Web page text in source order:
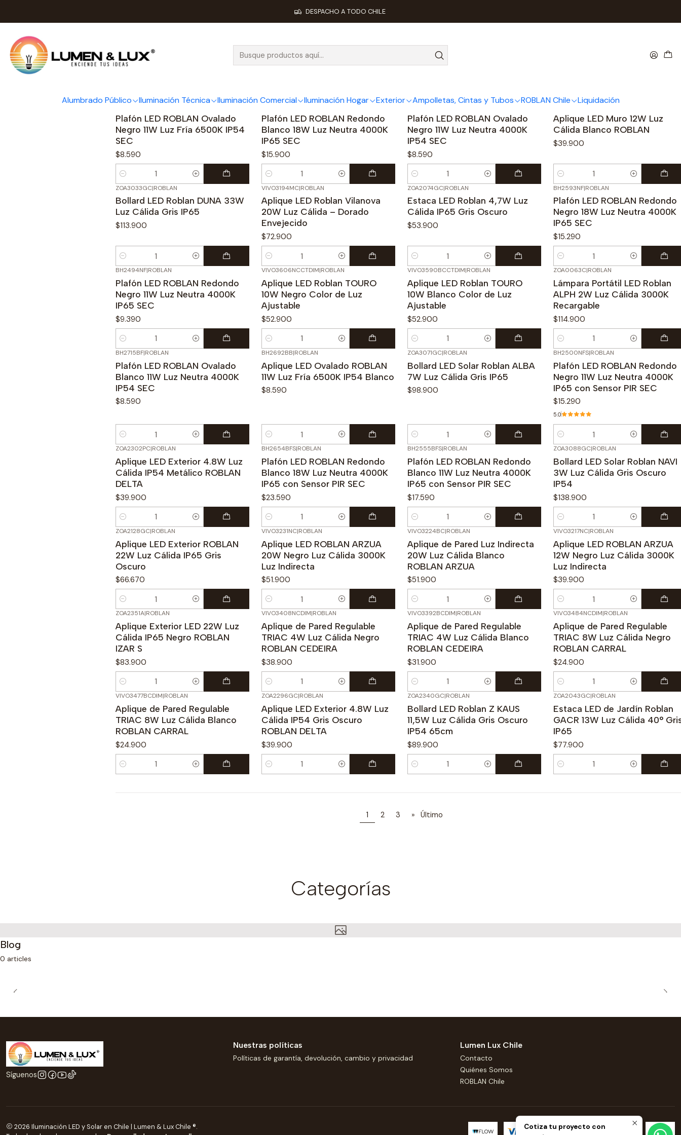
Alumbrado Público Iluminación Técnica Iluminación Comercial Iluminación Hogar Exterior Ampolletas, Cintas y Tubos ROBLAN Chile Liquidación
DESPACHO A TODO CHILE
ROBLAN Chile ROBLAN Exterior y Apliques
ROBLAN Exterior y Apliques
BH2708NB|ROBLAN
Plafón LED ROBLAN Ovalado
Negro 11W Luz Fría 6500K IP54
SEC
$8.590
Cantidad
BH2647BF|ROBLAN
Plafón LED ROBLAN Redondo
Blanco 18W Luz Neutra 4000K
IP65 SEC
$15.900
Cantidad
BH2722NF|ROBLAN
Plafón LED ROBLAN Ovalado
Negro 11W Luz Neutra 4000K
IP54 SEC
$8.590
Cantidad
VIVO3200BC|ROBLAN
Aplique LED Muro 12W Luz
Cálida Blanco ROBLAN
$39.900
Cantidad
ZOA3033GC|ROBLAN
Bollard LED Roblan DUNA 33W
Luz Cálida Gris IP65
$113.900
Cantidad
VIVO3194MC|ROBLAN
Aplique LED Roblan Vilanova
20W Luz Cálida – Dorado
Envejecido
$72.900
Cantidad
ZOA2074GC|ROBLAN
Estaca LED Roblan 4,7W Luz
Cálida IP65 Gris Oscuro
$53.900
Cantidad
BH2593NF|ROBLAN
Plafón LED ROBLAN Redondo
Negro 18W Luz Neutra 4000K
IP65 SEC
$15.290
Cantidad
BH2494NF|ROBLAN
Plafón LED ROBLAN Redondo
Negro 11W Luz Neutra 4000K
IP65 SEC
$9.390
Cantidad
VIVO3606NCCTDIM|ROBLAN
Aplique LED Roblan TOURO
10W Negro Color de Luz
Ajustable
$52.900
Cantidad
VIVO3590BCCTDIM|ROBLAN
Aplique LED Roblan TOURO
10W Blanco Color de Luz
Ajustable
$52.900
Cantidad
ZOA0063C|ROBLAN
Lámpara Portátil LED Roblan
ALPH 2W Luz Cálida 3000K
Recargable
$114.900
Cantidad
BH2715BF|ROBLAN
Plafón LED ROBLAN Ovalado
Blanco 11W Luz Neutra 4000K
IP54 SEC
$8.590
Cantidad
BH2692BB|ROBLAN
Aplique LED Ovalado ROBLAN
11W Luz Fría 6500K IP54 Blanco
$8.590
Cantidad
ZOA3071GC|ROBLAN
Bollard LED Solar Roblan ALBA
7W Luz Cálida Gris IP65
$98.900
Cantidad
BH2500NFS|ROBLAN
Plafón LED ROBLAN Redondo
Negro 11W Luz Neutra 4000K
IP65 con Sensor PIR SEC
$15.290
5.0
Cantidad
ZOA2302PC|ROBLAN
Aplique LED Exterior 4.8W Luz
Cálida IP54 Metálico ROBLAN
DELTA
$39.900
Cantidad
BH2654BFS|ROBLAN
Plafón LED ROBLAN Redondo
Blanco 18W Luz Neutra 4000K
IP65 con Sensor PIR SEC
$23.590
Cantidad
BH2555BFS|ROBLAN
Plafón LED ROBLAN Redondo
Blanco 11W Luz Neutra 4000K
IP65 con Sensor PIR SEC
$17.590
Cantidad
ZOA3088GC|ROBLAN
Bollard LED Solar Roblan NAVI
3W Luz Cálida Gris Oscuro
IP54
$138.900
Cantidad
ZOA2128GC|ROBLAN
Aplique LED Exterior ROBLAN
22W Luz Cálida IP65 Gris
Oscuro
$66.670
Cantidad
VIVO3231NC|ROBLAN
Aplique LED ROBLAN ARZUA
20W Negro Luz Cálida 3000K
Luz Indirecta
$51.900
Cantidad
VIVO3224BC|ROBLAN
Aplique de Pared Luz Indirecta
20W Luz Cálida Blanco
ROBLAN ARZUA
$51.900
Cantidad
VIVO3217NC|ROBLAN
Aplique LED ROBLAN ARZUA
12W Negro Luz Cálida 3000K
Luz Indirecta
$39.900
Cantidad
ZOA2351A|ROBLAN
Aplique Exterior LED 22W Luz
Cálida IP65 Negro ROBLAN
IZAR S
$83.900
Cantidad
VIVO3408NCDIM|ROBLAN
Aplique de Pared Regulable
TRIAC 4W Luz Cálida Negro
ROBLAN CEDEIRA
$38.900
Cantidad
VIVO3392BCDIM|ROBLAN
Aplique de Pared Regulable
TRIAC 4W Luz Cálida Blanco
ROBLAN CEDEIRA
$31.900
Cantidad
VIVO3484NCDIM|ROBLAN
Aplique de Pared Regulable
TRIAC 8W Luz Cálida Negro
ROBLAN CARRAL
$24.900
Cantidad
VIVO3477BCDIM|ROBLAN
Aplique de Pared Regulable
TRIAC 8W Luz Cálida Blanco
ROBLAN CARRAL
$24.900
Cantidad
ZOA2296GC|ROBLAN
Aplique LED Exterior 4.8W Luz
Cálida IP54 Gris Oscuro
ROBLAN DELTA
$39.900
Cantidad
ZOA2340GC|ROBLAN
Bollard LED Roblan Z KAUS
11,5W Luz Cálida Gris Oscuro
IP54 65cm
$89.900
Cantidad
ZOA2043GC|ROBLAN
Estaca LED de Jardín Roblan
GACR 13W Luz Cálida 40°
IP65
$77.900
Cantidad
1 2 3 » Último
Categorías
Blog
0 articles
Síguenos
Nuestras políticas
Políticas de garantía, devolución, cambio y privacidad
Lumen Lux Chile
Contacto
Quiénes Somos
ROBLAN Chile
2026 Iluminación LED y Solar en Chile | Lumen & Lux Chile ®.
Cotiza tu proyecto con